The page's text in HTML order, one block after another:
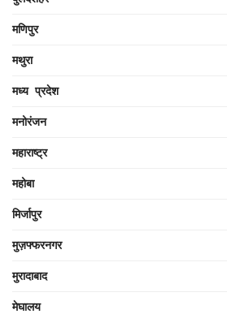
मणिपुर
मथुरा
मध्य प्रदेश
मनोरंजन
महाराष्ट्र
महोबा
मिर्जापुर
मुज़फ्फरनगर
मुरादाबाद
मेघालय